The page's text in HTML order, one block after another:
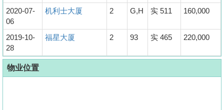
2020-07-
06
机利士大厦 2 G,H 实 511 160,000
2019-10-
28
福星大厦 2 93 实 465 220,000
物业位置